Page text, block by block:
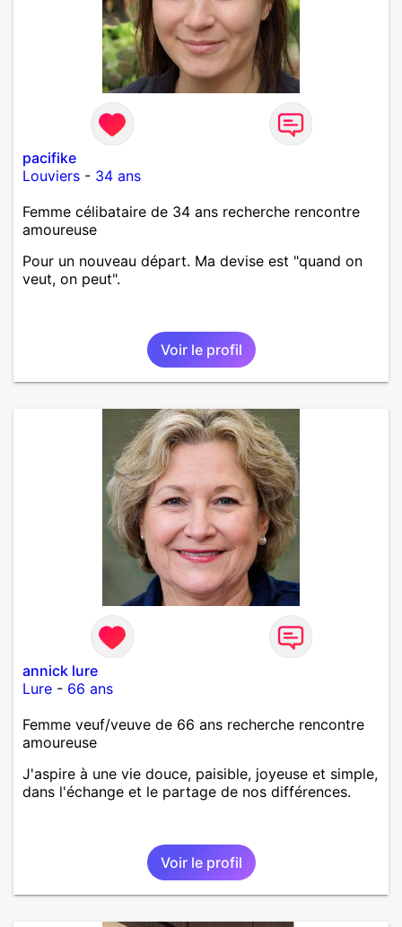
pacifike
Louviers - 34 ans
Femme célibataire de 34 ans recherche rencontre
amoureuse
Pour un nouveau départ. Ma devise est "quand on
veut, on peut".
Voir le profil
annick lure
Lure - 66 ans
Femme veuf/veuve de 66 ans recherche rencontre
amoureuse
J'aspire à une vie douce, paisible, joyeuse et simple,
dans l'échange et le partage de nos différences.
Voir le profil